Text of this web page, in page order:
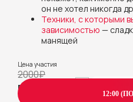
он не хотел никогда
Техники, с которыми
зависимостью —
манящей
Цена участия
2000₽
БЕСПЛАТНО
12:00